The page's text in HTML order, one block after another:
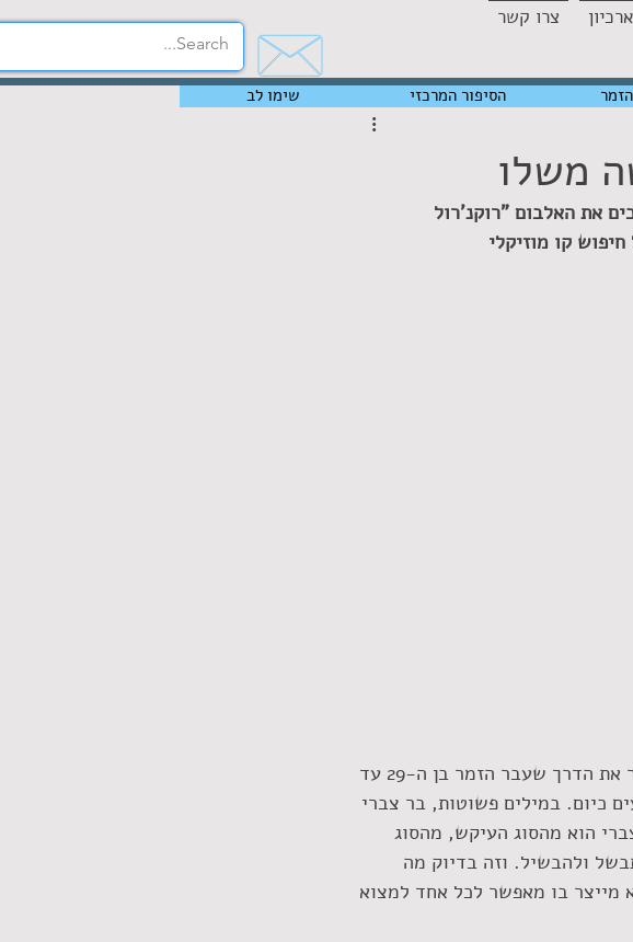
ארכיון צרו קשר
משלו
את האלבום "רוקנ'רול
קו מוזיקלי
הנוכחי מתרשם ממנו מאוד. הוא ודאי לא מכיר את הדרך שעבר הזמר בן ה-29 עד
כיום. במילים פשוטות, בר צברי
הוא מהסוג העיקש, מהסוג
ולהבשיל. וזה בדיוק מה
מייצר בו מאפשר לכל אחד למצוא
שימו לב הסיפור המרכזי